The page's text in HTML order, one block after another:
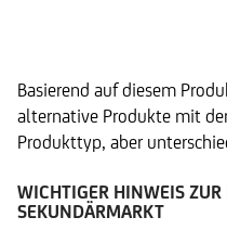
Basierend auf diesem
alternative Produkte mit
Produkttyp, aber
WICHTIGER HINWEIS
SEKUNDÄRMARKT